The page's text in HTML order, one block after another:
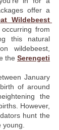
offer a
Wildebeest
from
this natural
wildebeest,
the Serengeti
January
of around
the
However,
hunt the